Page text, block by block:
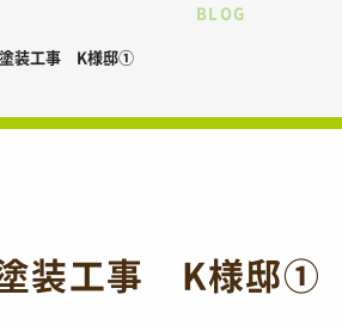
BLOG
装工事 K様邸①
装工事 K様邸①